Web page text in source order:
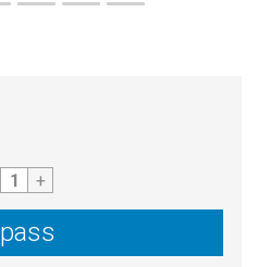
+